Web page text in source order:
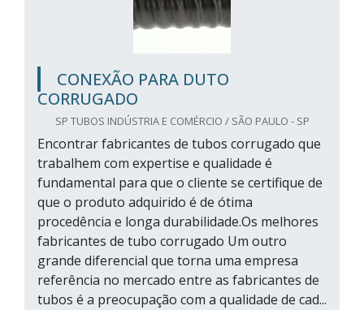
CONEXÃO PARA DUTO
CORRUGADO
SP TUBOS INDÚSTRIA E COMÉRCIO / SÃO PAULO - SP
Encontrar fabricantes de tubos corrugado que
trabalhem com expertise e qualidade é
fundamental para que o cliente se certifique de
que o produto adquirido é de ótima
procedência e longa durabilidade.Os melhores
fabricantes de tubo corrugado Um outro
grande diferencial que torna uma empresa
referência no mercado entre as fabricantes de
tubos é a preocupação com a qualidade de cad...